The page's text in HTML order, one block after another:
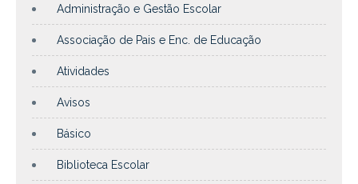
Administração e Gestão Escolar
Associação de Pais e Enc. de Educação
Atividades
Avisos
Básico
Biblioteca Escolar